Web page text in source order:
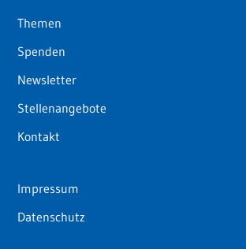
Themen
Spenden
Newsletter
Stellenangebote
Kontakt
Impressum
Datenschutz